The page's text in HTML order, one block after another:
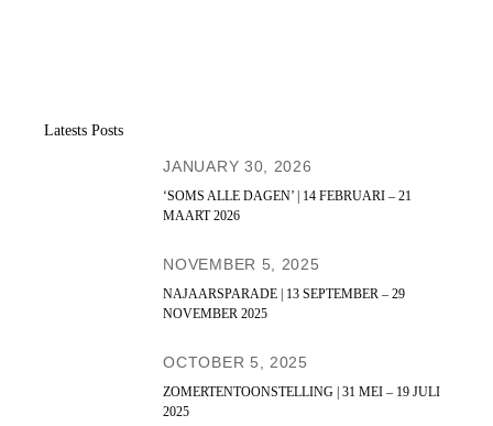
Latests Posts
JANUARY 30, 2026
‘SOMS ALLE DAGEN’ | 14 FEBRUARI – 21
MAART 2026
NOVEMBER 5, 2025
NAJAARSPARADE | 13 SEPTEMBER – 29
NOVEMBER 2025
OCTOBER 5, 2025
ZOMERTENTOONSTELLING | 31 MEI – 19 JULI
2025